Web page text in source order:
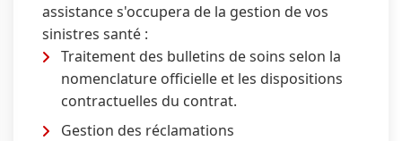
assistance s'occupera de la gestion de vos
sinistres santé :
Traitement des bulletins de soins selon la
nomenclature officielle et les dispositions
contractuelles du contrat.
Gestion des réclamations